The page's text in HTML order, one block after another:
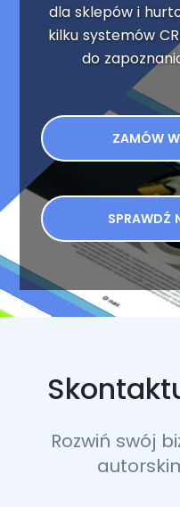
dla sklepów i
kilku systemów
do
ZAMÓW
SPRAWDŹ
Rozwiń swój